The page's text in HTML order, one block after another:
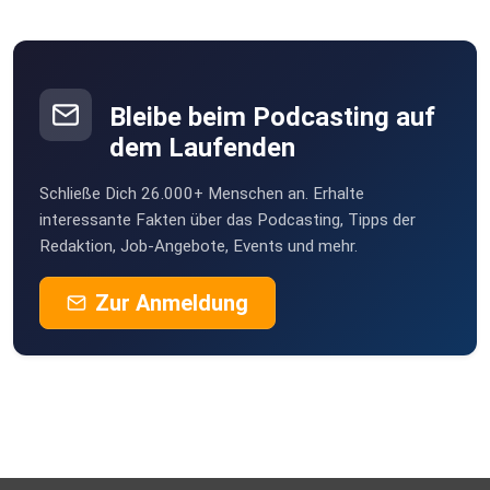
Bleibe beim Podcasting auf
dem Laufenden
Schließe Dich 26.000+ Menschen an. Erhalte
interessante Fakten über das Podcasting, Tipps der
Redaktion, Job-Angebote, Events und mehr.
Zur Anmeldung